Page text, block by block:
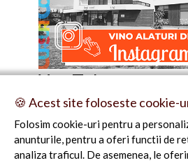
You Tube
🍪 Acest site foloseste cookie-
Folosim cookie-uri pentru a
anunturile, pentru a oferi functii de
analiza traficul. De asemenea, le